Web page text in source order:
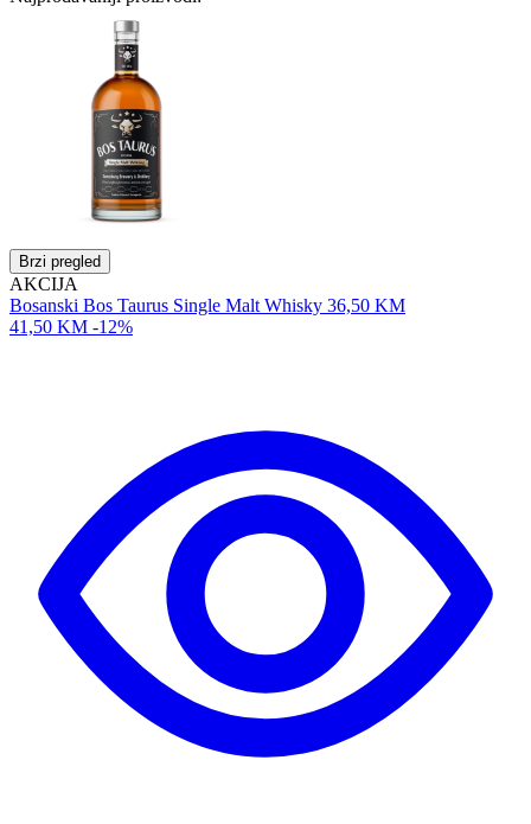
Brzi pregled
AKCIJA
Bosanski Bos Taurus Single Malt Whisky 36,50 KM
41,50 KM -12%